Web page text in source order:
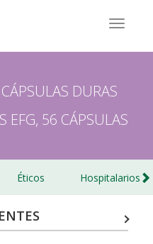
DURAS
EFG, 56 CÁPSULAS
Éticos Hospitalarios